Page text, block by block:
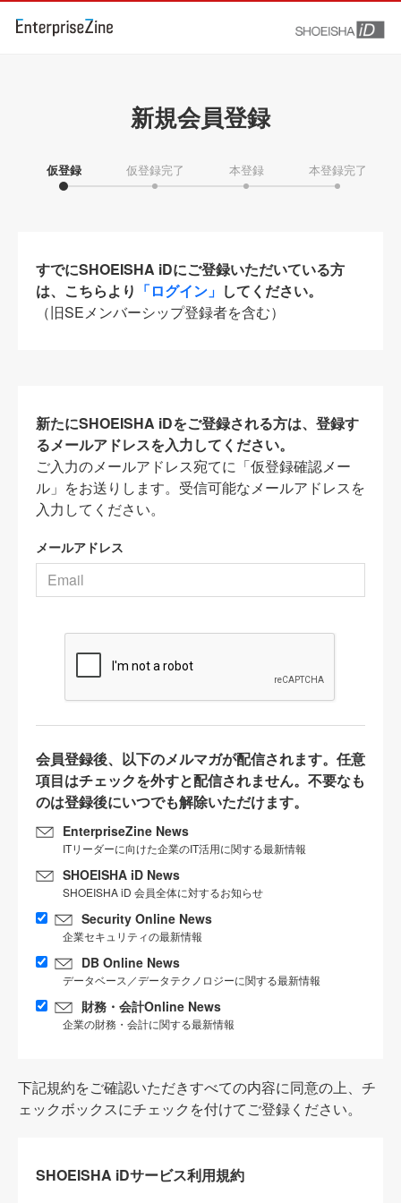
新規会員登録
仮登録 仮登録完了 本登録 本登録完了
すでにSHOEISHA iDにご登録いただいている方
は、こちらより 「ログイン」 してください。
（旧SEメンバーシップ登録者を含む）
新たにSHOEISHA iDをご登録される方は、登録す
るメールアドレスを入力してください。
ご入力のメールアドレス宛てに「仮登録確認メー
ル」をお送りします。受信可能なメールアドレスを
入力してください。
メールアドレス
会員登録後、以下のメルマガが配信されます。任意
項目はチェックを外すと配信されません。不要なも
のは登録後にいつでも解除いただけます。
EnterpriseZine News
ITリーダーに向けた企業のIT活用に関する最新情報
SHOEISHA iD News
SHOEISHA iD 会員全体に対するお知らせ
Security Online News
企業セキュリティの最新情報
DB Online News
データベース／データテクノロジーに関する最新情報
財務・会計Online News
企業の財務・会計に関する最新情報
下記規約をご確認いただきすべての内容に同意の上、チ
ェックボックスにチェックを付けてご登録ください。
SHOEISHA iDサービス利用規約